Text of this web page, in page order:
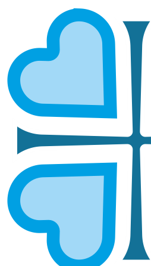
ДОБРОВОЛЬЦЫ В
Зачем нужны
церковь?
Добровольцы в церкви
помогают священникам и
милосердия,
социальной работе.
возможным
мероприятий,
доставку гуманитарной
Волонтёры в храмах
инвалидам, семьям с